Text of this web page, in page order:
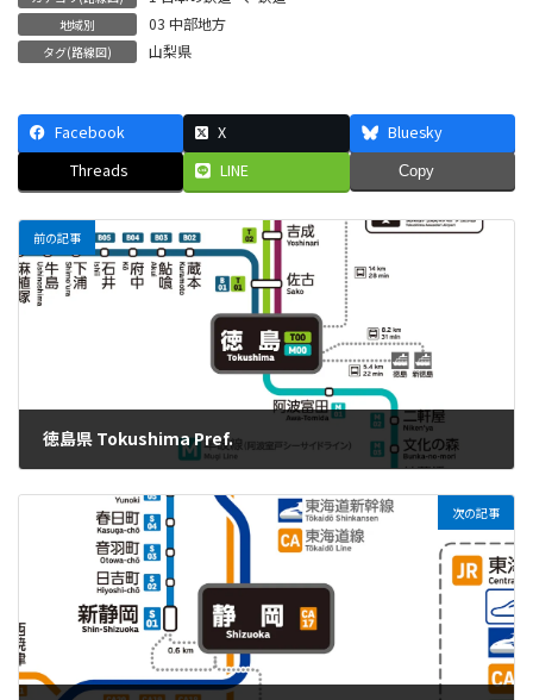
地域別 03 中部地方
タグ(路線図) 山梨県
Facebook X
Bluesky
Threads
LINE Copy
前の記事
徳島県 Tokushima Pref.
次の記事